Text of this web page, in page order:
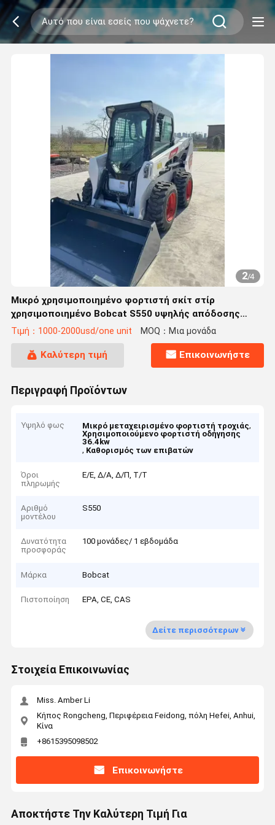
2/4
Μικρό χρησιμοποιημένο φορτιστή σκίτ στίρ
χρησιμοποιημένο Bobcat S550 υψηλής απόδοσης
36.4kw ισχύς
Τιμή：1000-2000usd/one unit MOQ：Μια μονάδα
Καλύτερη τιμή Επικοινωνήστε
Περιγραφή Προϊόντων
Υψηλό φως Μικρό μεταχειρισμένο φορτιστή τροχιάς,
Χρησιμοποιούμενο φορτιστή οδήγησης
36.4kw
, Καθορισμός των επιβατών
Όροι
πληρωμής
Ε/Ε, Δ/Α, Δ/Π, Τ/Τ
Αριθμό
μοντέλου
S550
Δυνατότητα
προσφοράς
100 μονάδες/ 1 εβδομάδα
Μάρκα Bobcat
Πιστοποίηση EPA, CE, CAS
Δείτε περισσότερων
Στοιχεία Επικοινωνίας
Miss. Amber Li
Κήπος Rongcheng, Περιφέρεια Feidong, πόλη Hefei, Anhui,
Κίνα
+8615395098502
Επικοινωνήστε
Αποκτήστε Την Καλύτερη Τιμή Για